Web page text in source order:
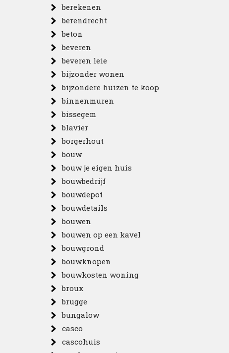
berekenen
berendrecht
beton
beveren
beveren leie
bijzonder wonen
bijzondere huizen te koop
binnenmuren
bissegem
blavier
borgerhout
bouw
bouw je eigen huis
bouwbedrijf
bouwdepot
bouwdetails
bouwen
bouwen op een kavel
bouwgrond
bouwknopen
bouwkosten woning
broux
brugge
bungalow
casco
cascohuis